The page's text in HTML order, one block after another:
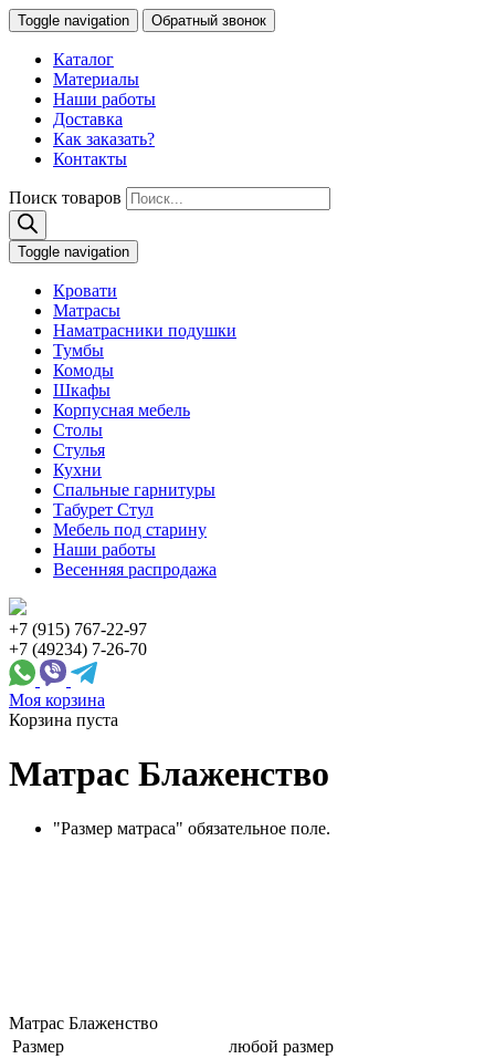
Toggle navigation Обратный звонок
Каталог
Материалы
Наши работы
Доставка
Как заказать?
Контакты
Поиск товаров
Toggle navigation
Кровати
Матрасы
Наматрасники подушки
Тумбы
Комоды
Шкафы
Корпусная мебель
Столы
Стулья
Кухни
Спальные гарнитуры
Табурет Стул
Мебель под старину
Наши работы
Весенняя распродажа
+7 (915) 767-22-97
+7 (49234) 7-26-70
Моя корзина
Корзина пуста
Матрас Блаженство
"Размер матраса" обязательное поле.
Матрас Блаженство
Размер
любой размер